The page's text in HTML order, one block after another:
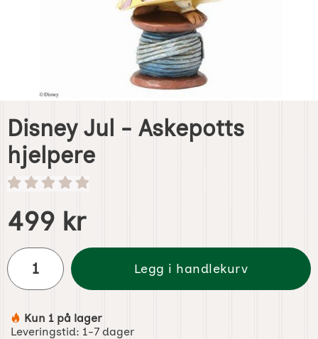
Disney Jul - Askepotts
hjelpere
Handle dette produktet, Disney Jul - Askepotts hjelpere
pris
499 kr
antall
Legg i handlekurv
Produkttilgjengelighet:
Kun 1 på lager
Leveringstid: 1-7 dager